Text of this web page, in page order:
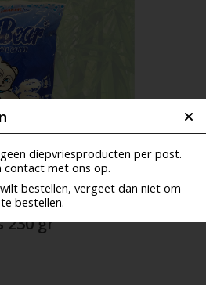
diepvriesproducten per post.
contact met ons op.
bestellen, vergeet dan niet om
bestellen.
230 gr